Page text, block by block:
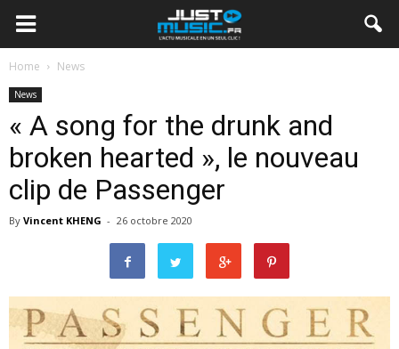
Home News
News
« A song for the drunk and
broken hearted », le nouveau
clip de Passenger
By Vincent KHENG - 26 octobre 2020